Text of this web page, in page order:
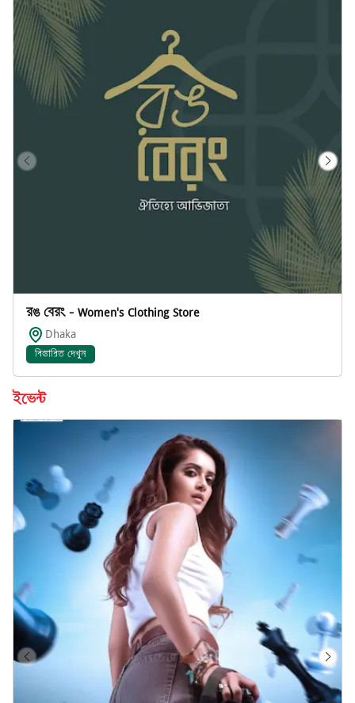
রঙ বেরং - Women's Clothing Store
Dhaka
বিস্তারিত দেখুন
ইভেন্ট